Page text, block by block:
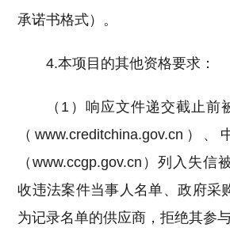
承诺书格式）。
4.本项目的其他资格要求：
（1）响应文件递交截止前
（www.creditchina.gov.cn）
（www.ccgp.gov.cn）列入失信
收违法案件当事人名单、政府采
为记录名单的供应商，拒绝其参